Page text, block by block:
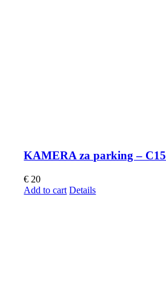
KAMERA za parking – C15
€ 20
Add to cart Details